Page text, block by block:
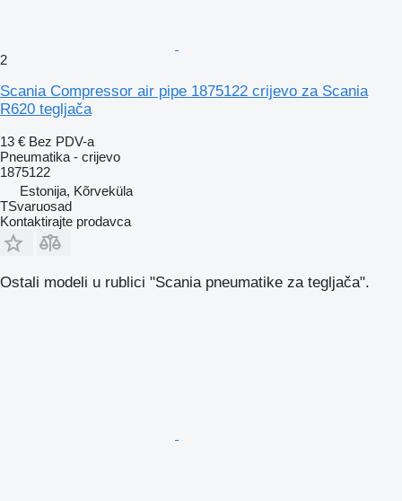
2
Scania Compressor air pipe 1875122 crijevo za Scania
R620 tegljača
13 € Bez PDV-a
Pneumatika - crijevo
1875122
Estonija, Kõrveküla
TSvaruosad
Kontaktirajte prodavca
Ostali modeli u rublici "Scania pneumatikе za tegljača".